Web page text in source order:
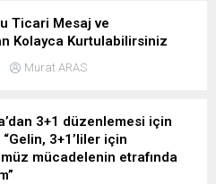
Ticari Mesaj ve
Kolayca Kurtulabilirsiniz
Murat ARAS
3+1 düzenlemesi için
3+1’liler için
mücadelenin etrafında